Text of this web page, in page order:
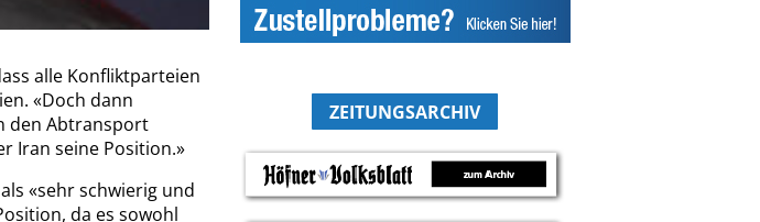
alle Konfliktparteien
«Doch dann
den Abtransport
Iran seine Position.»
«sehr schwierig und
da es sowohl
ZEITUNGSARCHIV